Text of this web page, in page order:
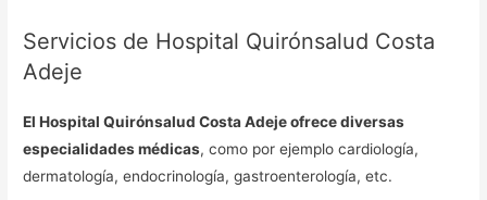
Servicios de Hospital Quirónsalud Costa
Adeje
El Hospital Quirónsalud Costa Adeje ofrece diversas
especialidades médicas, como por ejemplo cardiología,
dermatología, endocrinología, gastroenterología, etc.